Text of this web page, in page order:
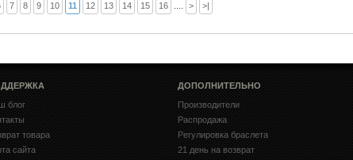
7 8 9 10 11 12 13 14 15 16 > >|
блог
товара
сайта
ДОПОЛНИТЕЛЬНО
Производители
Распродажа
Регулировка браслета
21 день на возврат